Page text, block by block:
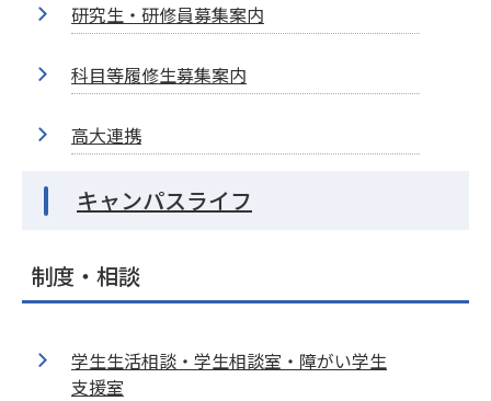
研究生・研修員募集案内
科目等履修生募集案内
高大連携
キャンパスライフ
制度・相談
学生生活相談・学生相談室・障がい学生
支援室